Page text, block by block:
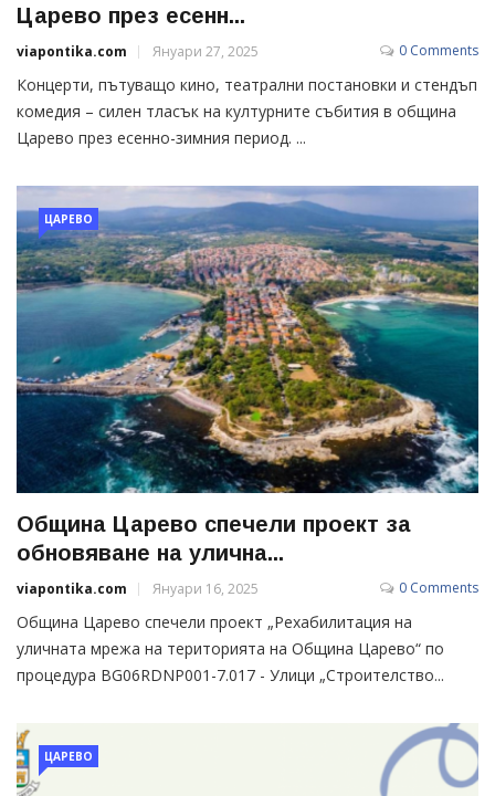
Царево през есенн...
viapontika.com Януари 27, 2025 0 Comments
Концерти, пътуващо кино, театрални постановки и стендъп
комедия – силен тласък на културните събития в община
Царево през есенно-зимния период. ...
ЦАРЕВО
Община Царево спечели проект за
обновяване на улична...
viapontika.com Януари 16, 2025 0 Comments
Община Царево спечели проект „Рехабилитация на
уличната мрежа на територията на Община Царево“ по
процедура BG06RDNP001-7.017 - Улици „Строителство...
ЦАРЕВО